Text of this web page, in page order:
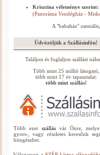
Krisztina véleménye szerint:
(Panoráma Vendégház -
A "babaház"
Üdvözöljük a Szállásinfón!
Találjon és foglaljon szállást
Több mint 25 millió látogató,
több mint 17 év tapasztalat:
több mint szállás!
Több ezer szállás vár Önre,
gyors-, vagy részletes keresőnk
böngészhet.